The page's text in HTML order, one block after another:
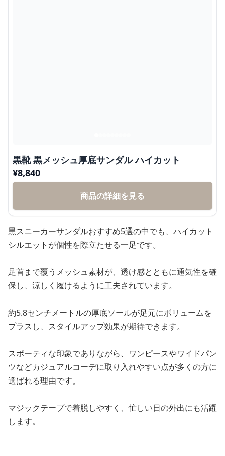
黒靴 黒メッシュ厚底サンダル ハイカット
¥8,840
商品の詳細を見る
黒スニーカーサンダルおすすめ5選の中でも、ハイカット
シルエットが個性を際立たせる一足です。
足首まで覆うメッシュ素材が、透け感とともに通気性を確
保し、涼しく履けるように工夫されています。
約5.8センチメートルの厚底ソールが足元にボリュームを
プラスし、スタイルアップ効果が期待できます。
スポーティな印象でありながら、ワンピースやワイドパン
ツなどカジュアルコーデに取り入れやすい点が多くの方に
選ばれる理由です。
マジックテープで着脱しやすく、忙しい日の外出にも活躍
します。